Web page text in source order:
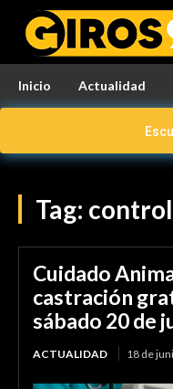
Inicio Actualidad
Tag:
Cuidado
castración
sábado 20 de
ACTUALIDAD 18 de